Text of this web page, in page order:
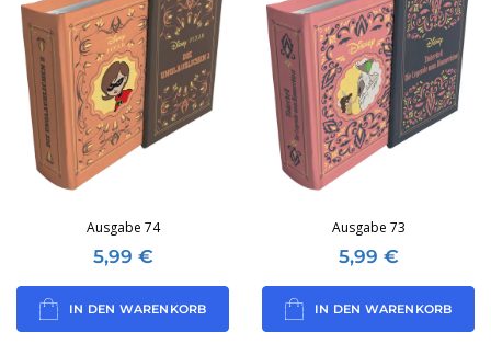
Ausgabe 74
5,99 €
IN DEN WARENKORB
Ausgabe 73
5,99 €
IN DEN WARENKORB